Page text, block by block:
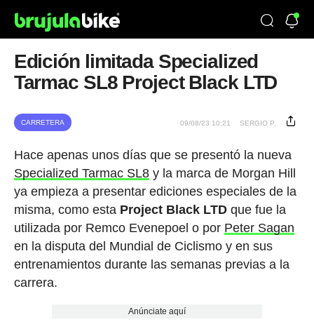
Edición limitada Specialized
Tarmac SL8 Project Black LTD
CARRETERA 09/08/23 10:21 SERGIO P.
Hace apenas unos días que se presentó la nueva
Specialized Tarmac SL8y la marca de Morgan Hill
ya empieza a presentar ediciones especiales de la
misma, como esta Project Black LTDque fue la
utilizada por Remco Evenepoel o por Peter Sagan
en la disputa del Mundial de Ciclismo y en sus
entrenamientos durante las semanas previas a la
carrera.
Anúnciate aquí